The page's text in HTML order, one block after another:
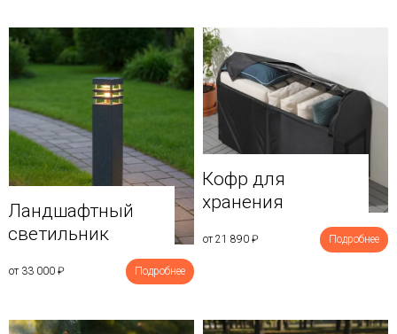
Ландшафтный
светильник
от 33 000 ₽ Подробнее
Кофр для
хранения
от 21 890 ₽ Подробнее